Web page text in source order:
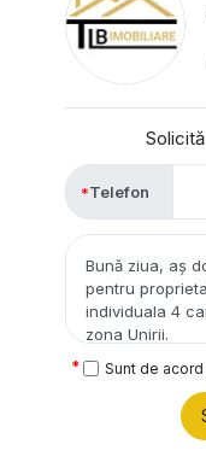
Telefon
Sunt de acord